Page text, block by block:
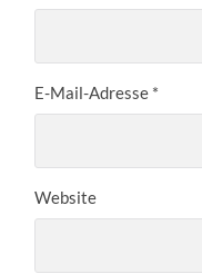
E-Mail-Adresse *
Website